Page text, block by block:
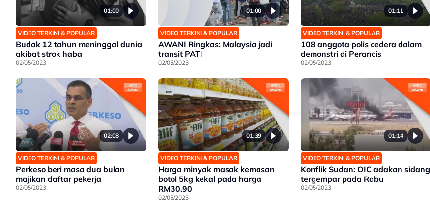
01:00
VIDEO TERKINI & POPULAR
Budak 12 tahun meninggal dunia
akibat strok haba
02/05/2023
01:00
VIDEO TERKINI & POPULAR
AWANI Ringkas: Malaysia jadi
transit PATI
02/05/2023
01:11
VIDEO TERKINI & POPULAR
108 anggota polis cedera dalam
demonstri di Perancis
02/05/2023
02:08
VIDEO TERKINI & POPULAR
Perkeso beri masa dua bulan
majikan daftar pekerja
02/05/2023
01:39
VIDEO TERKINI & POPULAR
Harga minyak masak kemasan
botol 5kg kekal pada harga
RM30.90
02/05/2023
01:14
VIDEO TERKINI & POPULAR
Konflik Sudan: OIC adakan sidang
tergempar pada Rabu
02/05/2023